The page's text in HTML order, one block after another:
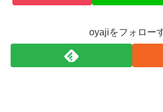
oyajiをフォロー